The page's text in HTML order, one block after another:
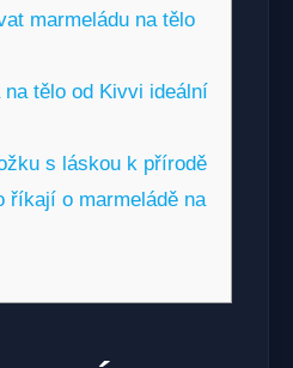
marmeládu na tělo
tělo od Kivvi ideální
s láskou k přírodě
říkají o marmeládě na